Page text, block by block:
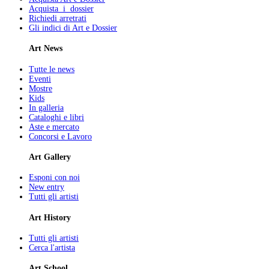
Acquista i dossier
Richiedi arretrati
Gli indici di Art e Dossier
Art News
Tutte le news
Eventi
Mostre
Kids
In galleria
Cataloghi e libri
Aste e mercato
Concorsi e Lavoro
Art Gallery
Esponi con noi
New entry
Tutti gli artisti
Art History
Tutti gli artisti
Cerca l'artista